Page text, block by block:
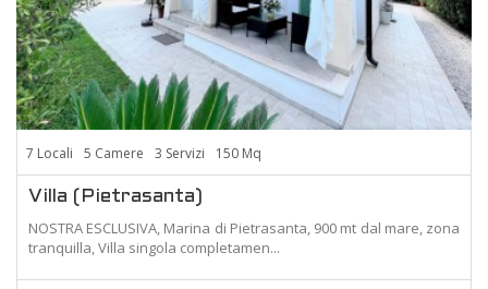
7 Locali 5 Camere 3 Servizi 150 Mq
Villa (Pietrasanta)
NOSTRA ESCLUSIVA, Marina di Pietrasanta, 900 mt dal mare, zona
tranquilla, Villa singola completamen...